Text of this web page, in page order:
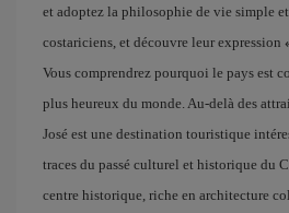
et adoptez la philosophie de vie simple
costariciens, et découvre leur expression
Vous comprendrez pourquoi le pays est
plus heureux du monde. Au-delà des
José est une destination touristique
traces du passé culturel et historique du
centre historique, riche en architecture